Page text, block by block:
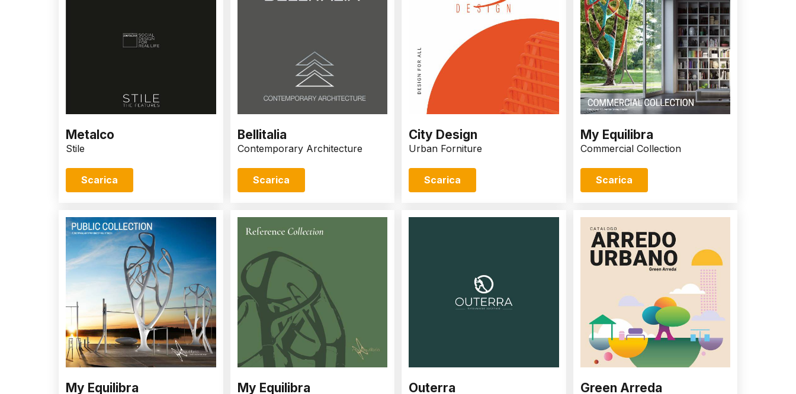
Metalco
Stile
Scarica
Bellitalia
Contemporary Architecture
Scarica
City Design
Urban Forniture
Scarica
My Equilibra
Commercial Collection
Scarica
My Equilibra My Equilibra Outerra Green Arreda